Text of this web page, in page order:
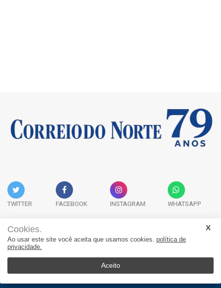
TWITTER FACEBOOK INSTAGRAM WHATSAPP
Acervo Digital Fale Conosco Quem Somos
Cookies.
Ao usar este site você aceita que usamos cookies. política de
privacidade.
Aceito